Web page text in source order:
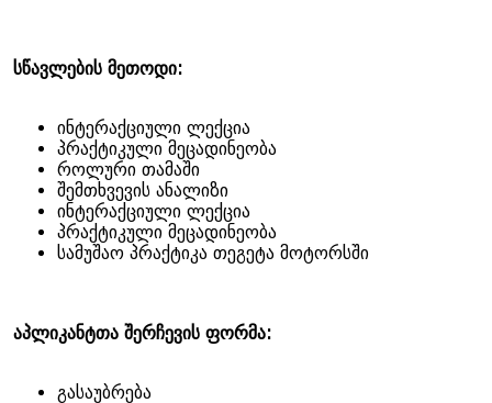
სწავლების მეთოდი:
ინტერაქციული ლექცია
პრაქტიკული მეცადინეობა
როლური თამაში
შემთხვევის ანალიზი
ინტერაქციული ლექცია
პრაქტიკული მეცადინეობა
სამუშაო პრაქტიკა თეგეტა მოტორსში
აპლიკანტთა შერჩევის ფორმა:
გასაუბრება